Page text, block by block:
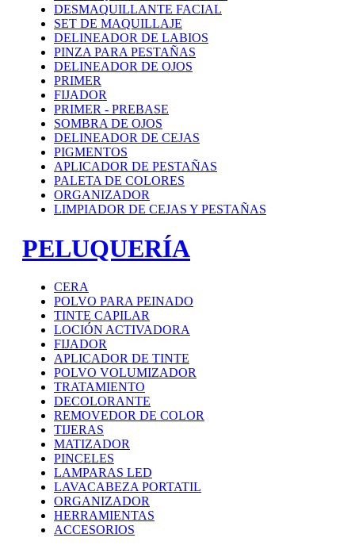
DESMAQUILLANTE FACIAL
SET DE MAQUILLAJE
DELINEADOR DE LABIOS
PINZA PARA PESTAÑAS
DELINEADOR DE OJOS
PRIMER
FIJADOR
PRIMER - PREBASE
SOMBRA DE OJOS
DELINEADOR DE CEJAS
PIGMENTOS
APLICADOR DE PESTAÑAS
PALETA DE COLORES
ORGANIZADOR
LIMPIADOR DE CEJAS Y PESTAÑAS
PELUQUERÍA
CERA
POLVO PARA PEINADO
TINTE CAPILAR
LOCIÓN ACTIVADORA
FIJADOR
APLICADOR DE TINTE
POLVO VOLUMIZADOR
TRATAMIENTO
DECOLORANTE
REMOVEDOR DE COLOR
TIJERAS
MATIZADOR
PINCELES
LAMPARAS LED
LAVACABEZA PORTATIL
ORGANIZADOR
HERRAMIENTAS
ACCESORIOS